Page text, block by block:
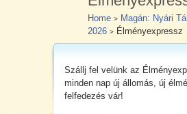
Délutáni iskola-
Kapcsolat
Home > Magán: Nyári
2026 > Élményexpressz
Szállj fel velünk az
minden nap új állomás, új
felfedezés vár!